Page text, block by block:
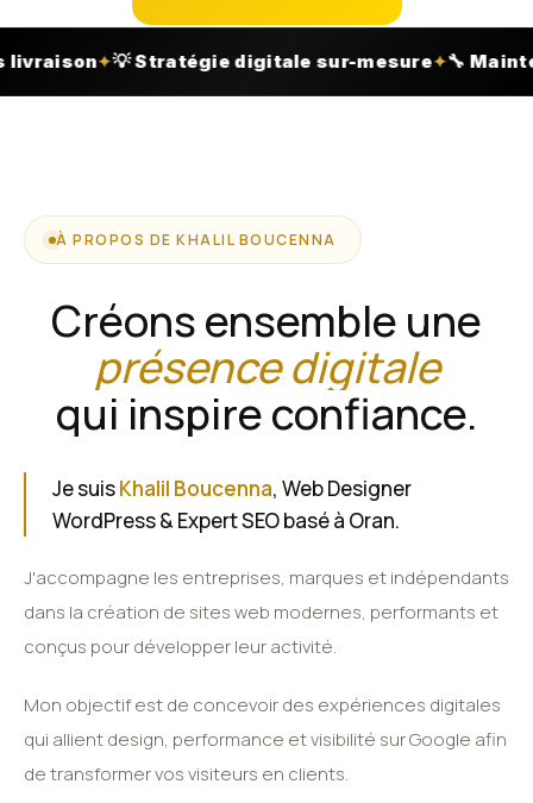
sur-mesure✦🔧 Maintenance incluse✦🎨 Design
À PROPOS DE KHALIL BOUCENNA
Créons ensemble une
présence digitale
qui inspire confiance.
Je suisKhalil Boucenna, Web Designer
WordPress & Expert SEO basé à Oran.
J'accompagne les entreprises, marques et indépendants
dans la création de sites web modernes, performants et
conçus pour développer leur activité.
Mon objectif est de concevoir des expériences digitales
qui allient design, performance et visibilité sur Google afin
de transformer vos visiteurs en clients.